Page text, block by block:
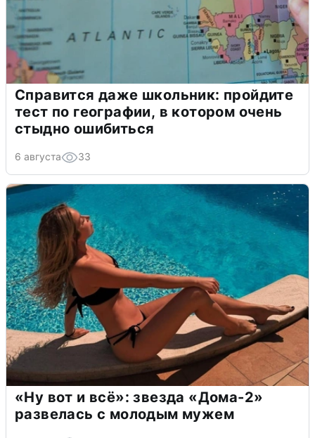
Справится даже школьник: пройдите
тест по географии, в котором очень
стыдно ошибиться
6 августа 33
«Ну вот и всё»: звезда «Дома-2»
развелась с молодым мужем